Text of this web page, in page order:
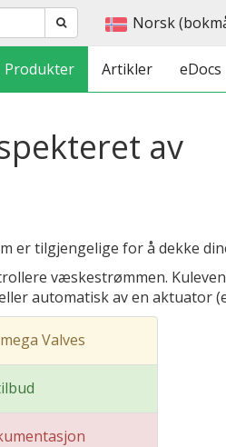
Norsk
Produkter Artikler eDocs
av
er tilgjengelige for å dekke
væskestrømmen.
automatisk av en aktuator
Valves